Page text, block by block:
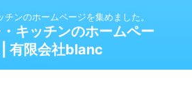
ンのホームページを集めました。
キッチンのホームペー
| 有限会社blanc